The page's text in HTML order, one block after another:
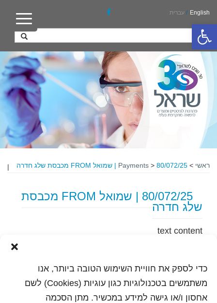
פתח סרגל נגישות
כדי לספק את חוויית השימוש הטובה ביותר, אנו
משתמשים בטכנולוגיות כגון עוגיות (Cookies) לשם
אחסון ו/או גישה למידע במכשיר. מתן הסכמה
English
/ עברית
ראשי >
Payments > 80/072/25 | שמואל FROM מכבסת שלג חדרה |
80/072/25 | שמואל FROM מכבסת
שלג חדרה
text content